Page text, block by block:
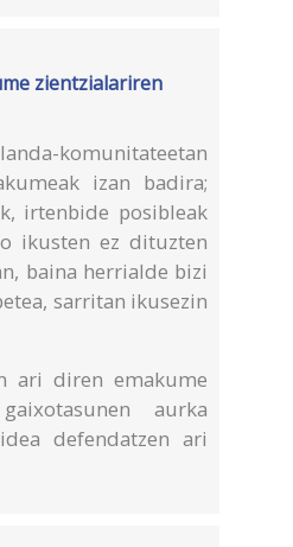
zientzialariren
komunitateetan
izan badira;
irtenbide posibleak
ikusten ez dituzten
baina herrialde bizi
sarritan ikusezin
ari diren emakume
aurka
defendatzen ari